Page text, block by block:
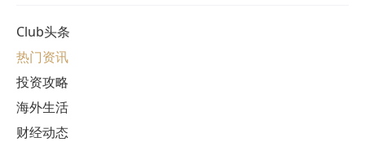
Club头条
热门资讯
投资攻略
海外生活
财经动态